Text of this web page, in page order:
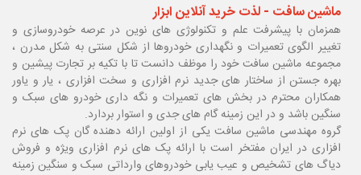
ماشین سافت - لذت خرید آنلاین ابزار
همزمان با پیشرفت علم و تکنولوژی های نوین در عرصه خودروسازی و
تغییر الگوی تعمیرات و نگهداری خودروها از شکل سنتی به شکل مدرن ،
مجموعه ماشین سافت خود را موظف دانست تا با تکیه بر تجارت پیشین و
بهره جستن از ساختار های جدید نرم افزاری و سخت افزاری ، یار و یاور
همکاران محترم در بخش های تعمیرات و نگه داری خودرو های سبک و
سنگین باشد و در این زمینه گام های جدی و استوار بردارد.
گروه مهندسی ماشین سافت یکی از اولین ارائه دهنده گان پک های نرم
افزاری در ایران مفتخر است با ارائه پک های نرم افزاری ویژه و فروش
دیاگ های تشخیص و عیب یابی خودروهای وارداتی سبک و سنگین زمینه